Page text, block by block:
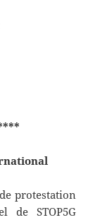
protestation
de STOP5G